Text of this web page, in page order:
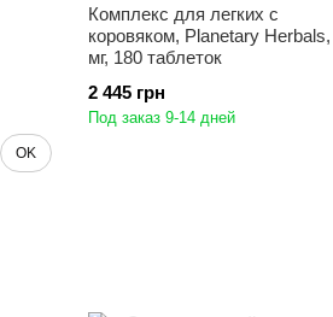
Комплекс для легких с
коровяком, Planetary
мг, 180 таблеток
2 445 грн
Под заказ 9-14 дней
OK